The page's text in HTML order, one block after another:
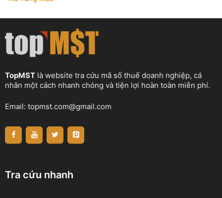
TopMST là website tra cứu mã số thuế doanh nghiệp, cá
nhân một cách nhanh chóng và tiện lợi hoàn toàn miễn phí.
Email: topmst.com@gmail.com
Tra cứu nhanh